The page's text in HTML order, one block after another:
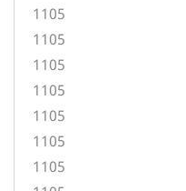
1105
1105
1105
1105
1105
1105
1105